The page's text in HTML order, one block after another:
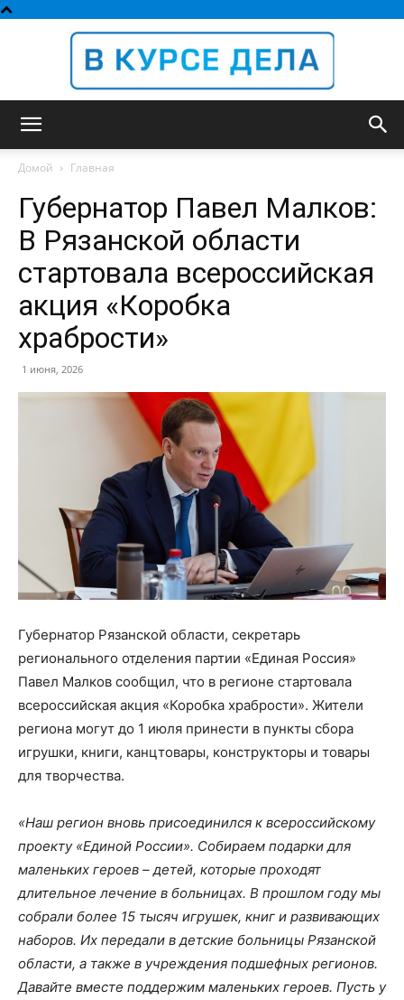
курсе
Домой Главная
Губернатор Павел Малков:
В Рязанской области
стартовала всероссийская
акция «Коробка
храбрости»
1 июня, 2026
Губернатор Рязанской области, секретарь
регионального отделения партии «Единая Россия»
Павел Малков сообщил, что в регионе стартовала
всероссийская акция «Коробка храбрости». Жители
региона могут до 1 июля принести в пункты сбора
игрушки, книги, канцтовары, конструкторы и товары
для творчества.
«Наш регион вновь присоединился к всероссийскому
проекту «Единой России». Собираем подарки для
маленьких героев – детей, которые проходят
длительное лечение в больницах. В прошлом году мы
собрали более 15 тысяч игрушек, книг и развивающих
наборов. Их передали в детские больницы Рязанской
области, а также в учреждения подшефных регионов.
Давайте вместе поддержим маленьких героев. Пусть у